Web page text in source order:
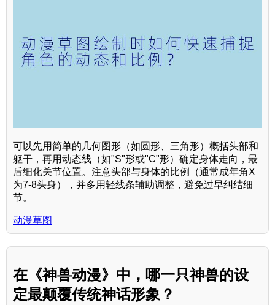
可以先用简单的几何图形（如圆形、三角形）概括头部和
躯干，再用动态线（如"S"形或"C"形）确定身体走向，最
后细化关节位置。注意头部与身体的比例（通常成年角X
为7-8头身），并多用轻线条辅助调整，避免过早纠结细
节。
动漫草图
在《神兽动漫》中，哪一只神兽的设
定最颠覆传统神话形象？